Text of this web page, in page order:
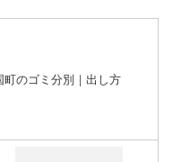
町のゴミ分別｜出し方